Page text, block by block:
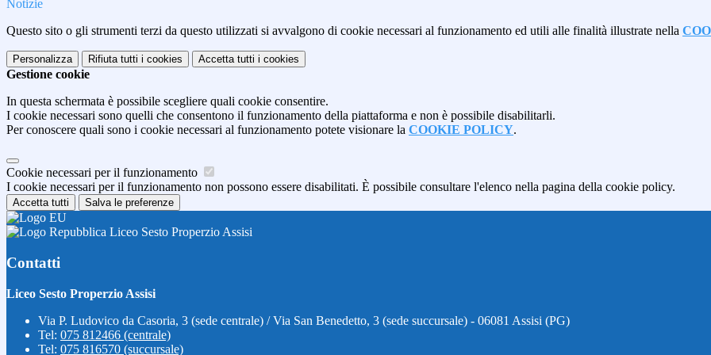
Notizie
Questo sito o gli strumenti terzi da questo utilizzati si avvalgono di cookie necessari al funzionamento ed utili alle finalità illustrate nella
Personalizza Rifiuta tutti i cookies Accetta tutti i cookies
Gestione cookie
In questa schermata è possibile scegliere quali cookie consentire.
I cookie necessari sono quelli che consentono il funzionamento della piattaforma e non è possibile disabilitarli.
Per conoscere quali sono i cookie necessari al funzionamento potete visionare la COOKIE POLICY.
Cookie necessari per il funzionamento
I cookie necessari per il funzionamento non possono essere disabilitati. È possibile consultare l'elenco nella pagina della cookie policy.
Accetta tutti Salva le preferenze
Liceo Sesto Properzio Assisi
Contatti
Liceo Sesto Properzio Assisi
Via P. Ludovico da Casoria, 3 (sede centrale) / Via San Benedetto, 3 (sede succursale) - 06081 Assisi (PG)
Tel: 075 812466 (centrale)
Tel: 075 816570 (succursale)